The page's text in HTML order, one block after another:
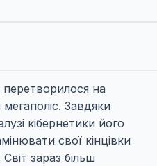
перетворилося на
Завдяки
кібернетики його
свої кінцівки
зараз більш